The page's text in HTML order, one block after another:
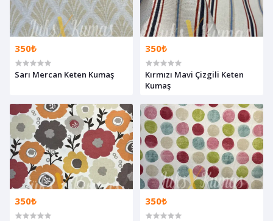
350₺
Sarı Mercan Keten Kumaş
350₺
Kırmızı Mavi Çizgili Keten
Kumaş
350₺ 350₺